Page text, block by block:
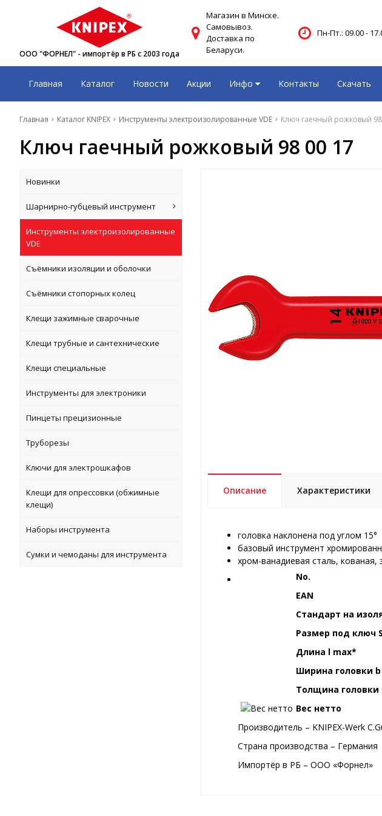
ООО "ФОРНЕЛ" - импортёр в РБ с 2003 года
Магазин в Минске.
Самовывоз.
Доставка по
Беларуси.
Пн-Пт.: 09.00 -
Главная Каталог Новости Акции Инфо Контакты Скачать
Главная Каталог KNIPEX Инструменты электроизолированные VDE Ключ гаечный рожковый
Ключ гаечный рожковый 98 00 17
Новинки
Шарнирно-губцевый инструмент
Инструменты электроизолированные
VDE
Съёмники изоляции и оболочки
Съёмники стопорных колец
Клещи зажимные сварочные
Клещи трубные и сантехнические
Клещи специальные
Инструменты для электроники
Пинцеты прецизионные
Труборезы
Ключи для электрошкафов
Клещи для опрессовки (обжимные
клещи)
Наборы инструмента
Сумки и чемоданы для инструмента
Описание Характеристики
головка наклонена под углом 15°
базовый инструмент
хром-ванадиевая сталь, кованая,
No.
EAN
Стандарт на
Размер под ключ S
Длина l max*
Ширина головки
Толщина головки
Вес нетто
Производитель – KNIPEX-Werk
Страна производства – Германия
Импортёр в РБ – ООО «Форнел»